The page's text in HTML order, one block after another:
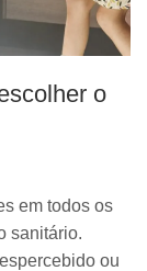
o
em todos os
sanitário.
ou